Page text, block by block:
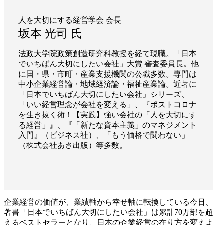
人を大切にする経営学会 会長
坂本 光司 氏
法政大学院政策創造研究科教授を経て現職。「日本
でいちばん大切にしたい会社」大賞 審査委員長。他
に国・県・市町・産業支援機関の公職多数。専門は
中小企業経営論・地域経済論・福祉産業論。近著に
「日本でいちばん大切にしたい会社」シリーズ、
「いい経営理念が会社を変える」、『ポストコロナ
を生き抜く術！【実践】強い会社の「人を大切にす
る経営」』、『「新たな資本主義」のマネジメント
入門』（ビジネス社）、「もう価格で闘わない」
（株式会社あさ出版）等多数。
企業経営の価値が、業績軸から幸せ軸に転換している今日、
著書「日本でいちばん大切にしたい会社」は累計70万部を超
えるベストセラーとなり、日本の企業経営の在り方を変えよ